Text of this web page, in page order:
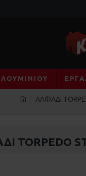
ΑΛΦΑΔΙ
TORPEDO